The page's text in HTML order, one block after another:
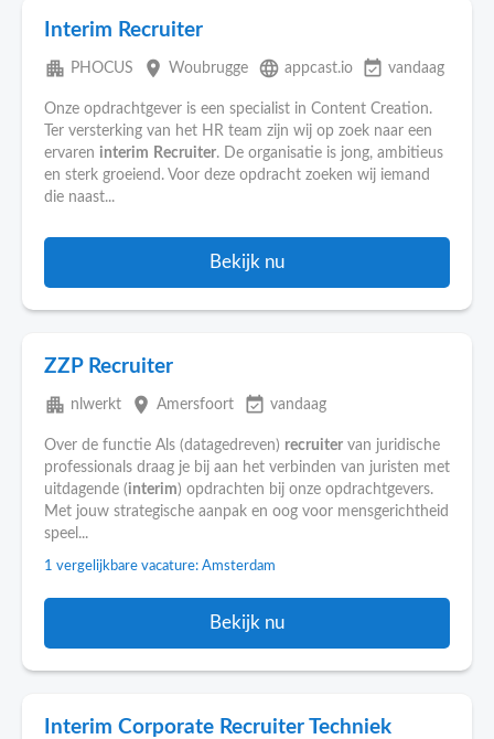
Interim Recruiter
apartment PHOCUS place Woubrugge language appcast.io event_available vandaag
Onze opdrachtgever is een specialist in Content Creation.
Ter versterking van het HR team zijn wij op zoek naar een
ervaren interim Recruiter. De organisatie is jong, ambitieus
en sterk groeiend. Voor deze opdracht zoeken wij iemand
die naast...
Bekijk nu
ZZP Recruiter
apartment nlwerkt place Amersfoort event_available vandaag
Over de functie Als (datagedreven) recruiter van juridische
professionals draag je bij aan het verbinden van juristen met
uitdagende (interim) opdrachten bij onze opdrachtgevers.
Met jouw strategische aanpak en oog voor mensgerichtheid
speel...
1 vergelijkbare vacature: Amsterdam
Bekijk nu
Interim Corporate Recruiter Techniek